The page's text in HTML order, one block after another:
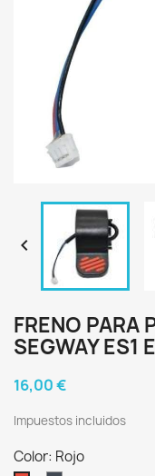

FRENO PARA
SEGWAY ES1
16,00 €
Impuestos incluidos
Color: Rojo